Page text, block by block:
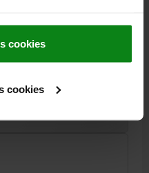
cookies
cookies
FORME=A
D2 MAX.=12